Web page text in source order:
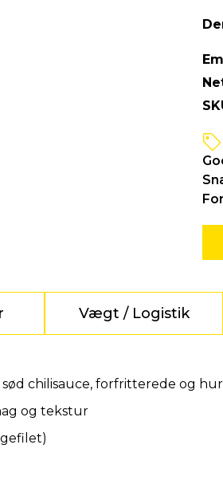
Vægt / Logistik
chilisauce, forfritterede og
og tekstur